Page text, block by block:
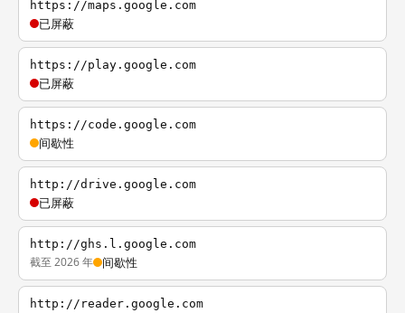
https://maps.google.com
已屏蔽
https://play.google.com
已屏蔽
https://code.google.com
间歇性
http://drive.google.com
已屏蔽
http://ghs.l.google.com
截至 2026 年 间歇性
http://reader.google.com